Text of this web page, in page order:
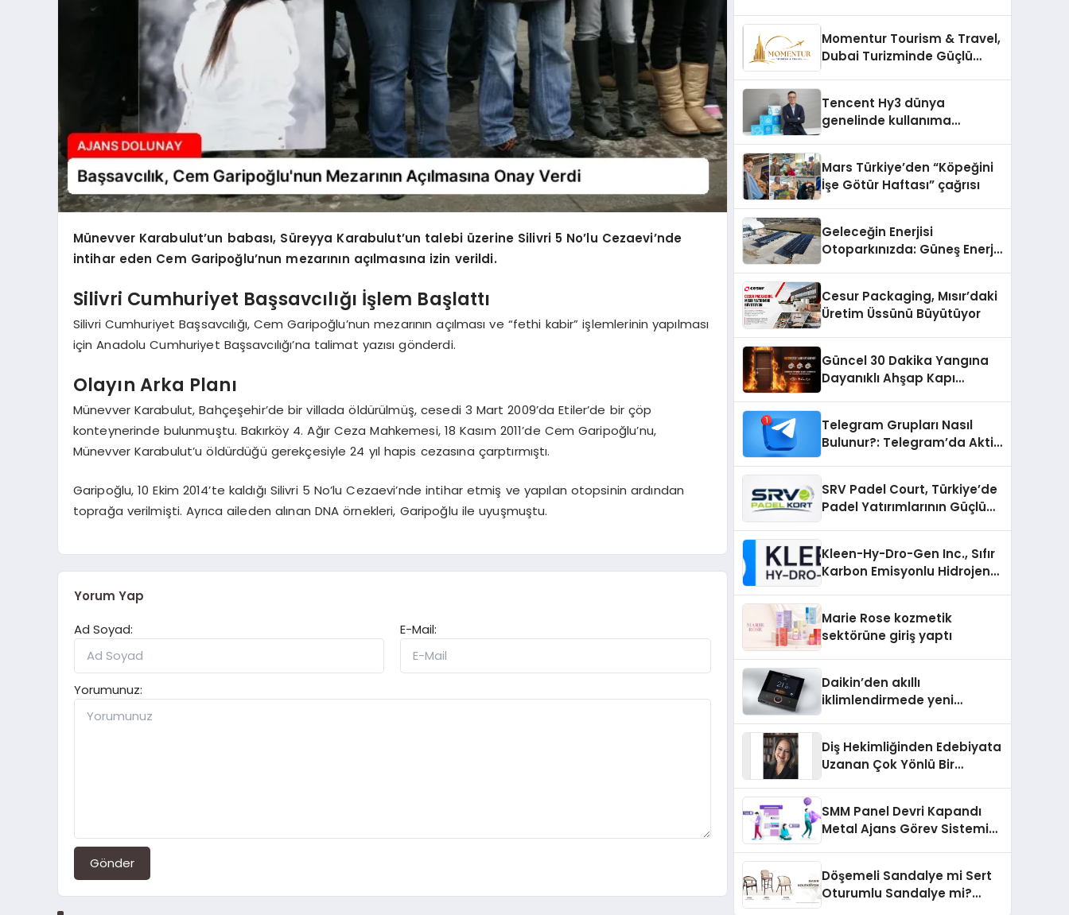
Münevver Karabulut’un babası, Süreyya Karabulut’un talebi üzerine Silivri 5 No’lu Cezaevi’nde
intihar eden Cem Garipoğlu’nun mezarının açılmasına izin verildi.
Silivri Cumhuriyet Başsavcılığı İşlem Başlattı
Silivri Cumhuriyet Başsavcılığı, Cem Garipoğlu’nun mezarının açılması ve “fethi kabir” işlemlerinin yapılması
için Anadolu Cumhuriyet Başsavcılığı’na talimat yazısı gönderdi.
Olayın Arka Planı
Münevver Karabulut, Bahçeşehir’de bir villada öldürülmüş, cesedi 3 Mart 2009’da Etiler’de bir çöp
konteynerinde bulunmuştu. Bakırköy 4. Ağır Ceza Mahkemesi, 18 Kasım 2011’de Cem Garipoğlu’nu,
Münevver Karabulut’u öldürdüğü gerekçesiyle 24 yıl hapis cezasına çarptırmıştı.
Garipoğlu, 10 Ekim 2014’te kaldığı Silivri 5 No’lu Cezaevi’nde intihar etmiş ve yapılan otopsinin ardından
toprağa verilmişti. Ayrıca aileden alınan DNA örnekleri, Garipoğlu ile uyuşmuştu.
Yorum Yap
Ad Soyad:
E-Mail:
Yorumunuz:
Gönder
Momentur Tourism & Travel,
Dubai Turizminde Güçlü
Tencent Hy3 dünya
genelinde kullanıma
Mars Türkiye’den “Köpeğini
İşe Götür Haftası” çağrısı
Geleceğin Enerjisi
Otoparkınızda: Güneş Enerjili
Cesur Packaging, Mısır’daki
Üretim Üssünü Büyütüyor
Güncel 30 Dakika Yangına
Dayanıklı Ahşap Kapı
Telegram Grupları Nasıl
Bulunur?: Telegram’da Aktif
SRV Padel Court, Türkiye’de
Padel Yatırımlarının Güçlü
Kleen-Hy-Dro-Gen Inc., Sıfır
Karbon Emisyonlu Hidrojen
Aldı
Marie Rose kozmetik
sektörüne giriş yaptı
Daikin’den akıllı
iklimlendirmede yeni
Diş Hekimliğinden Edebiyata
Uzanan Çok Yönlü Bir
SMM Panel Devri Kapandı
Metal Ajans Görev Sistemi
Döşemeli Sandalye mi Sert
Oturumlu Sandalye mi?